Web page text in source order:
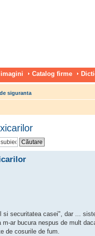
Catalog firme
siguranta
si securitatea casei", dar ...
ar bucura nespus de mult
de cosurile de fum.